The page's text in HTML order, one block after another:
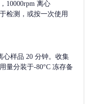
10000rpm 离心
检测，或按一次使用
心样品 20 分钟。收集
量分装于-80°C 冻存备